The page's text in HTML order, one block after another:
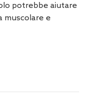
potrebbe aiutare
muscolare e